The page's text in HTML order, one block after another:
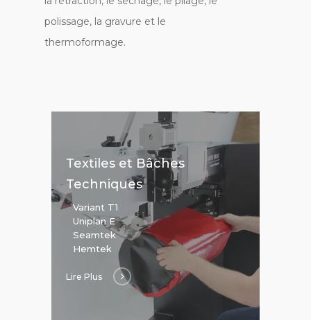
polissage, la gravure et le
thermoformage.
Textiles et Bâches
Techniques
Variant T1
Uniplan E
Seamtek
Hemtek
Lire Plus